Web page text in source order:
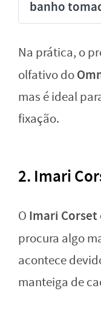
banho
Na prática, o
olfativo do
mas é ideal
fixação.
2. Imari
O Imari Corset
procura algo
acontece
manteiga de